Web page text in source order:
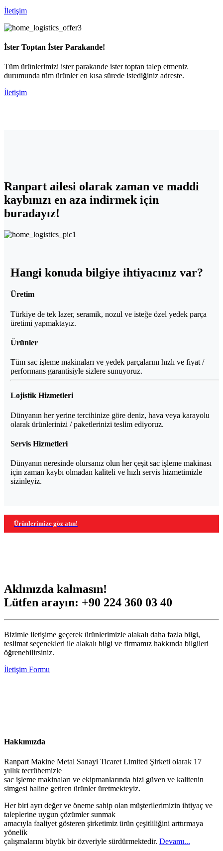
İletişim
İster Toptan İster Parakande!
Tüm ürünlerimizi ister parakande ister toptan talep etmeniz
durumunda tüm ürünler en kısa sürede istediğiniz adreste.
İletişim
Ranpart ailesi olarak zaman ve maddi
kaybınızı en aza indirmek için
buradayız!
Hangi konuda bilgiye ihtiyacınız var?
Üretim
Türkiye de tek lazer, seramik, nozul ve isteğe özel yedek parça
üretimi yapmaktayız.
Ürünler
Tüm sac işleme makinaları ve yedek parçalarını hızlı ve fiyat /
performans garantisiyle sizlere sunuyoruz.
Lojistik Hizmetleri
Dünyanın her yerine tercihinize göre deniz, hava veya karayolu
olarak ürünlerinizi / paketlerinizi teslim ediyoruz.
Servis Hizmetleri
Dünyanın neresinde olursanız olun her çeşit sac işleme makinası
için zaman kaybı olmadan kaliteli ve hızlı servis hizmetimizle
sizinleyiz.
Ürünlerimize göz atın!
Aklınızda kalmasın!
Lütfen arayın: +90 224 360 03 40
Bizimle iletişime geçerek ürünlerimizle alakalı daha fazla bilgi,
teslimat seçenekleri ile alakalı bilgi ve firmamız hakkında bilgileri
öğrenebilirsiniz.
İletişim Formu
Hakkımızda
Ranpart Makine Metal Sanayi Ticaret Limited Şirketi olarak 17
yıllık tecrübemizle
sac işleme makinaları ve ekipmanlarında bizi güven ve kalitenin
simgesi haline getiren ürünler üretmekteyiz.
Her biri ayrı değer ve öneme sahip olan müşterilerimizin ihtiyaç ve
taleplerine uygun çözümler sunmak
amacıyla faaliyet gösteren şirketimiz ürün çeşitliliğini arttırmaya
yönelik
çalışmalarını büyük bir özveriyle sürdürmektedir. Devamı...